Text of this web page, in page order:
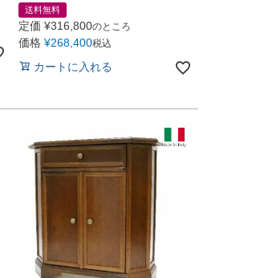
送料無料
定価 ¥316,800のところ
価格 ¥268,400税込
カートに入れる